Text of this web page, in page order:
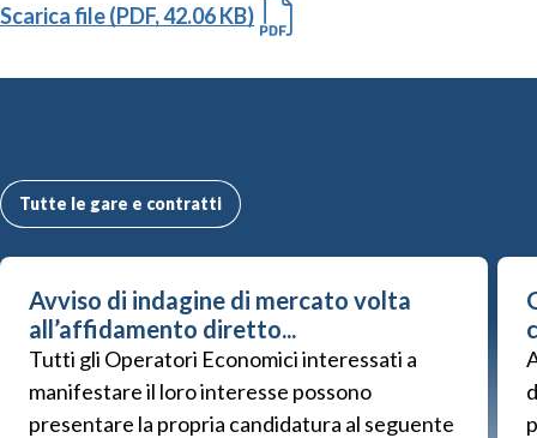
Scarica file (PDF, 42.06 KB)
Tutte le gare e contratti
Avviso di indagine di mercato volta
all’affidamento diretto...
Tutti gli Operatori Economici interessati a
manifestare il loro interesse possono
presentare la propria candidatura al seguente